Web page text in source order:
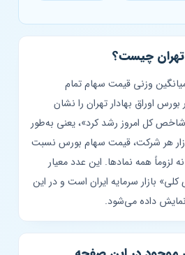
چیست؟
وزنی قیمت سهام تمام
بهادار تهران را نشان
کل امروز رشد کرد»، یعنی به‌طور
هر شرکت، قیمت سهام بورس نسبت
همه نمادها. این عدد معیار
سرمایه ایران است و در این
داده می‌شود.